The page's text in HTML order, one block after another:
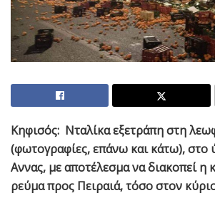
Κηφισός: Νταλίκα εξετράπη στη
(φωτογραφίες, επάνω και κάτω), στο
Αννας, με αποτέλεσμα να διακοπεί η
ρεύμα προς Πειραιά, τόσο στον